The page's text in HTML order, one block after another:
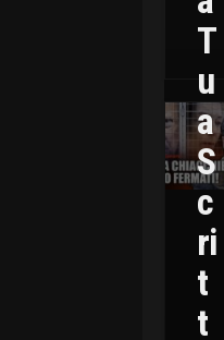
T
U
A
S
C
Ri
T
T